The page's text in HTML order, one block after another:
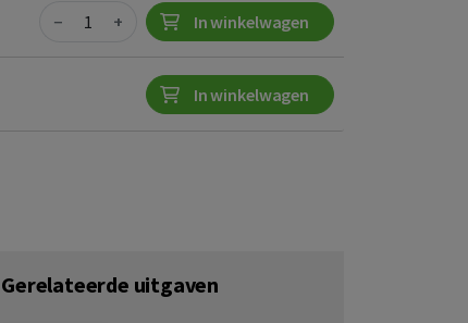
Quantity
− + In winkelwagen
In winkelwagen
Gerelateerde uitgaven